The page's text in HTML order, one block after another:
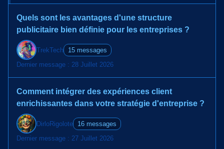
Quels sont les avantages d'une structure
publicitaire bien définie pour les entreprises ?
TrekTech
15 messages
Dernier message : 28 Juillet 2026
Comment intégrer des expériences client
enrichissantes dans votre stratégie d'entreprise ?
DirloRigolote
16 messages
Dernier message : 27 Juillet 2026